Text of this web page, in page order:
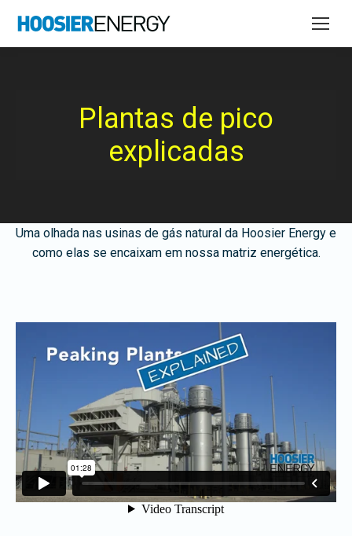
Plantas de pico
explicadas
Uma olhada nas usinas de gás natural da Hoosier Energy e
como elas se encaixam em nossa matriz energética.